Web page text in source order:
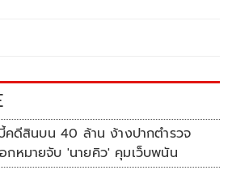
คดีสินบน 40 ล้าน ง้างปากตำรวจ
กหมายจับ 'นายคิว' คุมเว็บพนัน